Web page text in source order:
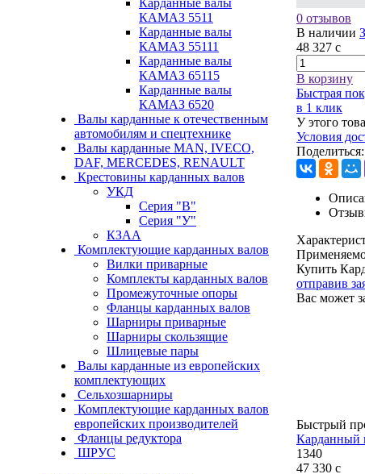
Карданные валы
КАМАЗ 5511
Карданные валы
КАМАЗ 55111
Карданные валы
КАМАЗ 65115
Карданные валы
КАМАЗ 6520
Валы карданные к отечественным
автомобилям и спецтехнике
Валы карданные MAN, IVECO,
DAF, MERCEDES, RENAULT
Крестовины карданных валов
УКД
Серия "В"
Серия "У"
КЗАА
Комплектующие карданных валов
Вилки приварные
Комплекты карданных валов
Промежуточные опоры
Фланцы карданных валов
Шарниры приварные
Шарниры скользящие
Шлицевые пары
Валы карданные из европейских
комплектующих
Сельхозшарниры
Комплектующие карданных валов
европейских производителей
Фланцы редуктора
ШРУС
0 отзывов
В наличии
48 327 c
В корзину
Быстрая
в 1 клик
У этого
Условия
Поделиться:
Купить
отправив
Вас может
Быстрый
Карданный
1340
47 330 c